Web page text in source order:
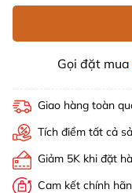
Gọi đặt mua
Giao hàng toàn
Tích điểm tất cả
Giảm 5K khi đặt
Cam kết chính